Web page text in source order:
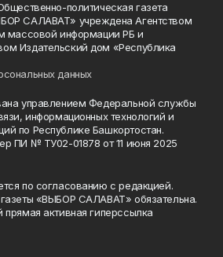
политическая газета
САЛАВАТ» учреждена Агентством
массовой информации РБ и
Издательский дом «Республика
данных
управлением Федеральной службы
информационных технологий и
по Республике Башкортостан.
ПИ № ТУ02-01878 от 11 июня 2025
по согласованию с редакцией.
«ВЫБОР САЛАВАТ» обязательна.
прямая активная гиперссылка